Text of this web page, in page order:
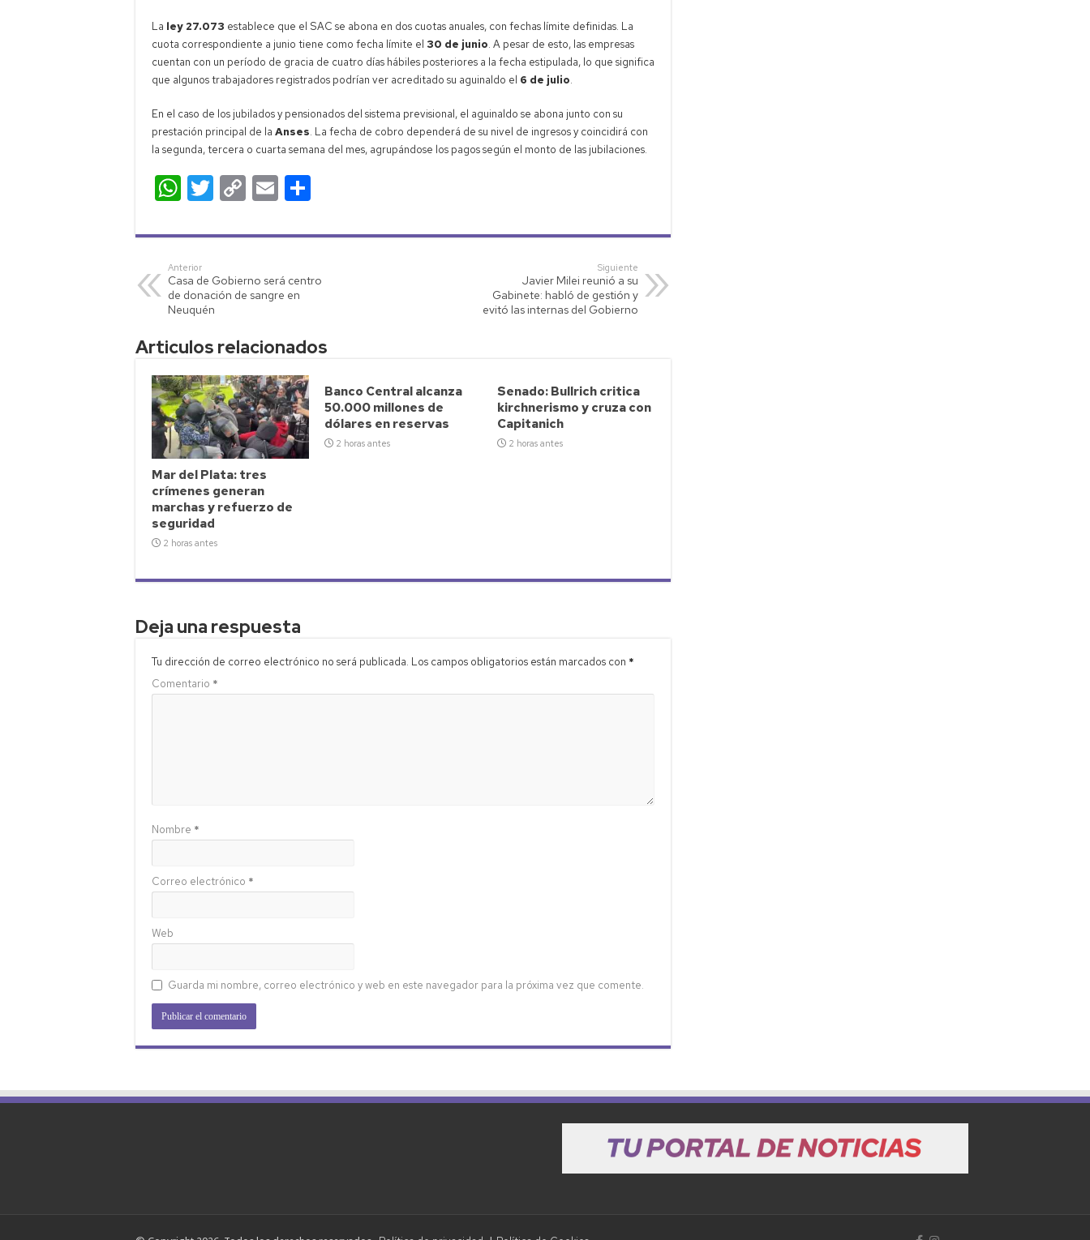
La ley 27.073 establece que el SAC se abona en dos cuotas anuales, con fechas límite definidas. La
cuota correspondiente a junio tiene como fecha límite el 30 de junio. A pesar de esto, las empresas
cuentan con un período de gracia de cuatro días hábiles posteriores a la fecha estipulada, lo que significa
que algunos trabajadores registrados podrían ver acreditado su aguinaldo el 6 de julio.
En el caso de los jubilados y pensionados del sistema previsional, el aguinaldo se abona junto con su
prestación principal de la Anses. La fecha de cobro dependerá de su nivel de ingresos y coincidirá con
la segunda, tercera o cuarta semana del mes, agrupándose los pagos según el monto de las jubilaciones.
W
h
at
s
A
p
p
T
wi
tt
C
o
p
Li
E
m
ail m
ar
Anterior
Casa de Gobierno será centro
de donación de sangre en
Neuquén
Siguiente
Javier Milei reunió a su
Gabinete: habló de gestión y
evitó las internas del Gobierno
Articulos relacionados
Mar del Plata: tres
crímenes generan
marchas y refuerzo de
seguridad
2 horas antes
Banco Central alcanza
50.000 millones de
dólares en reservas
2 horas antes
Senado: Bullrich critica
kirchnerismo y cruza con
Capitanich
2 horas antes
Deja una respuesta
Tu dirección de correo electrónico no será publicada. Los campos obligatorios están marcados con *
Comentario *
Nombre *
Correo electrónico *
Web
Guarda mi nombre, correo electrónico y web en este navegador para la próxima vez que comente.